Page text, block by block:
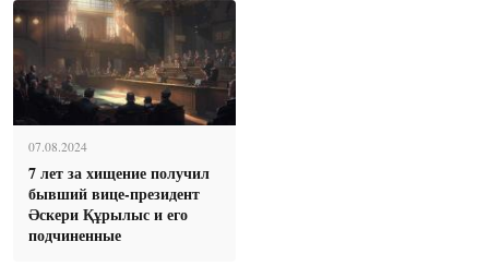
07.08.2024
7 лет за хищение получил
бывший вице-президент
Әскери Құрылыс и его
подчиненные